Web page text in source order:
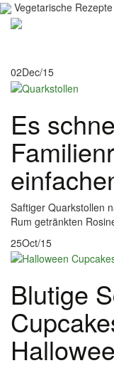
Vegetarische
02Dec/15
Es
Saftiger Quarkstollen
Rum getränkten
25Oct/15
Blutige